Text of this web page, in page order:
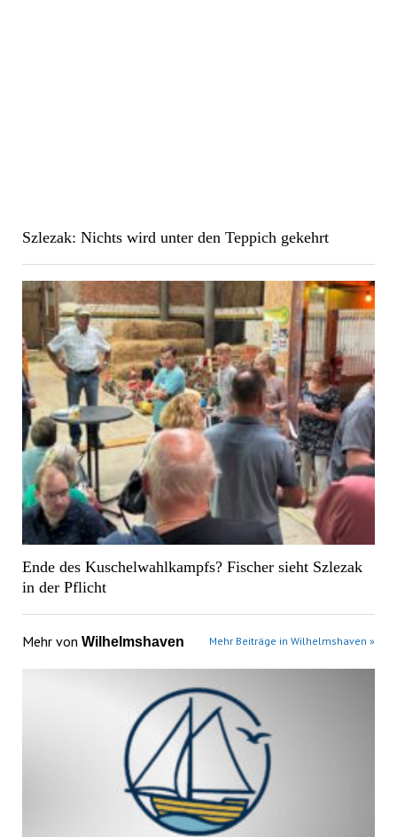
Szlezak: Nichts wird unter den Teppich gekehrt
Ende des Kuschelwahlkampfs? Fischer sieht Szlezak
in der Pflicht
Mehr von Wilhelmshaven Mehr Beiträge in Wilhelmshaven »